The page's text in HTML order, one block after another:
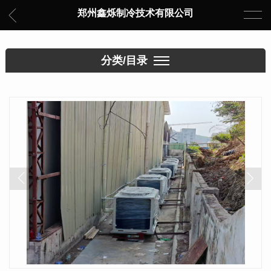
郑州鑫烁制冷技术有限公司
分类/目录